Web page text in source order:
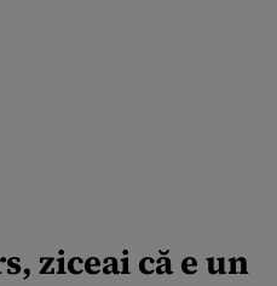
ziceai că e un